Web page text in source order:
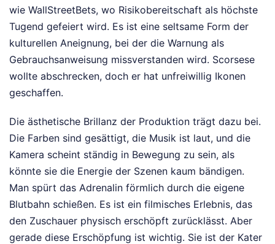
wie WallStreetBets, wo Risikobereitschaft als höchste
Tugend gefeiert wird. Es ist eine seltsame Form der
kulturellen Aneignung, bei der die Warnung als
Gebrauchsanweisung missverstanden wird. Scorsese
wollte abschrecken, doch er hat unfreiwillig Ikonen
geschaffen.
Die ästhetische Brillanz der Produktion trägt dazu bei.
Die Farben sind gesättigt, die Musik ist laut, und die
Kamera scheint ständig in Bewegung zu sein, als
könnte sie die Energie der Szenen kaum bändigen.
Man spürt das Adrenalin förmlich durch die eigene
Blutbahn schießen. Es ist ein filmisches Erlebnis, das
den Zuschauer physisch erschöpft zurücklässt. Aber
gerade diese Erschöpfung ist wichtig. Sie ist der Kater